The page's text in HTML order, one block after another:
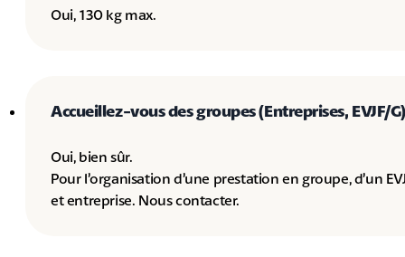
Oui, 130 kg max.
Accueillez-vous des groupes (Entreprises, EVJF/
Oui, bien sûr.
Pour l’organisation d’une prestation en groupe, d’un
et entreprise. Nous contacter.